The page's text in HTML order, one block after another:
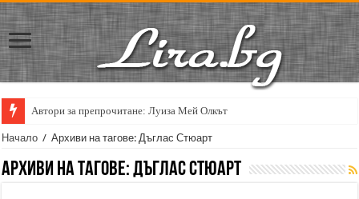
Автори за препрочитане: Луиза Мей Олкът
Начало / Архиви на тагове: Дъглас Стюарт
Архиви на тагове:Дъглас Стюарт